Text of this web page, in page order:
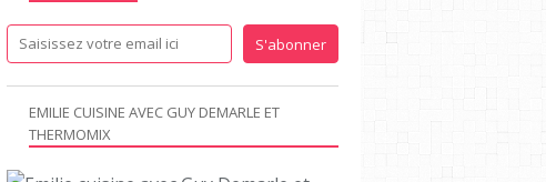
EMILIE CUISINE AVEC GUY DEMARLE ET
THERMOMIX